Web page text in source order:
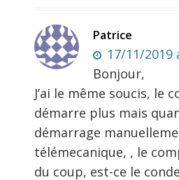
Patrice
17/11/2019
Bonjour,
J’ai le même soucis, le
démarre plus mais
démarrage
télémecanique, , le
du coup, est-ce le